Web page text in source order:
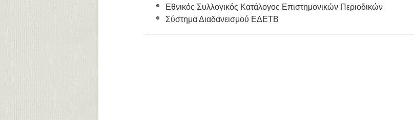
Εθνικός Συλλογικός Κατάλογος Επιστημονικών Περιοδικών
Σύστημα Διαδανεισμού ΕΔΕΤΒ